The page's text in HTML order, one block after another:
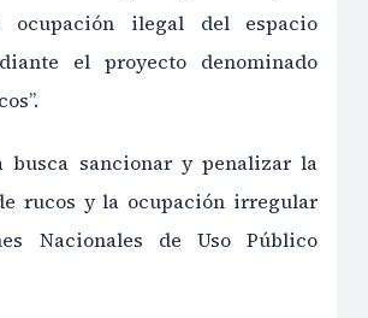
ocupación ilegal del espacio
el proyecto denominado
sancionar y penalizar la
rucos y la ocupación irregular
Nacionales de Uso Público